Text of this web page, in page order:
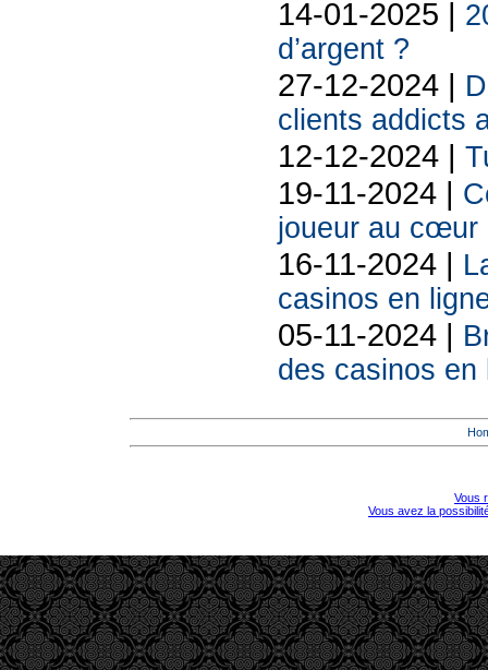
14-01-2025 |
d’argent ?
27-12-2024 |
clients addicts
12-12-2024 |
19-11-2024 |
joueur au cœur
16-11-2024 |
casinos en
05-11-2024 |
des casinos en
Vous
Vous avez la